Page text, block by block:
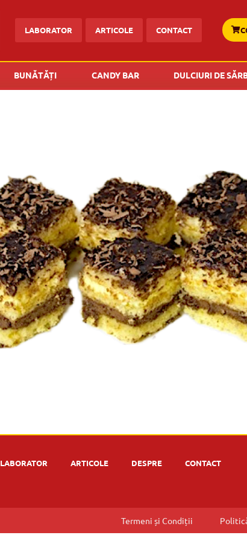
LABORATOR ARTICOLE CONTACT
BUNĂTĂȚI CANDY BAR DULCIURI DE
LABORATOR ARTICOLE DESPRE CONTACT
Termeni și Condiții